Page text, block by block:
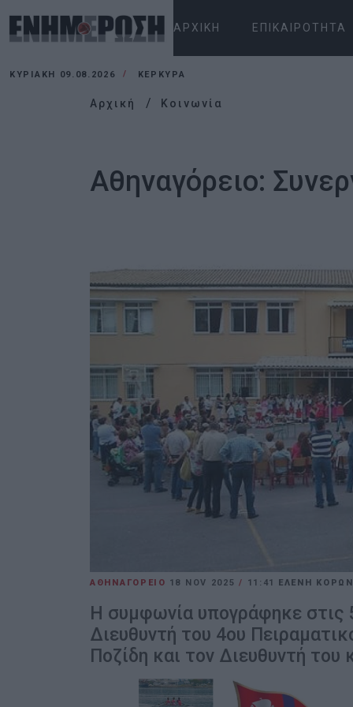
ΑΡΧΙΚΉ ΕΠΙΚΑΙΡΌΤΗΤΑ
ΚΥΡΙΑΚΉ 09.08.2026 ΚΕΡΚΥΡΑ
Αρχική Κοινωνία
Αθηναγόρειο:
ΑΘΗΝΑΓΟΡΕΙΟ 18 NOV 2025/ 11:41 ΕΛΕΝΗ
Η συμφωνία υπογράφηκε στις
Διευθυντή του 4ου
Ποζίδη και τον Διευθυντή του